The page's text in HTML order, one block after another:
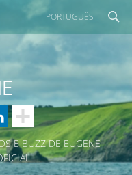
PORTUGUÊS
E BUZZ DE EUGENE